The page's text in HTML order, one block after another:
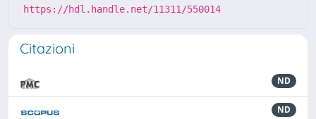
https://hdl.handle.net/11311/550014
Citazioni
ND
ND